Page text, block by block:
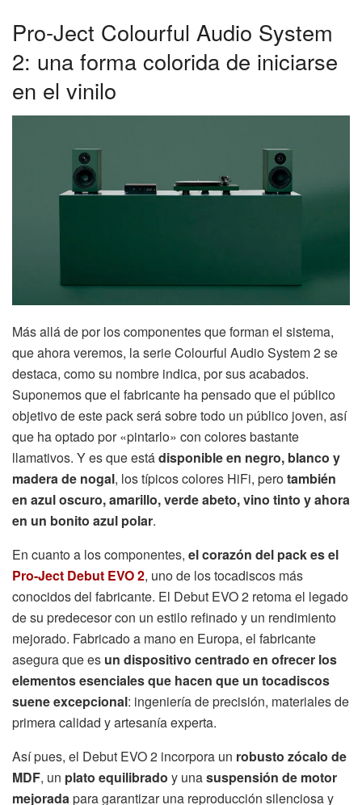
Pro-Ject Colourful Audio System
2: una forma colorida de iniciarse
en el vinilo
Más allá de por los componentes que forman el sistema,
que ahora veremos, la serie Colourful Audio System 2 se
destaca, como su nombre indica, por sus acabados.
Suponemos que el fabricante ha pensado que el público
objetivo de este pack será sobre todo un público joven, así
que ha optado por «pintarlo» con colores bastante
llamativos. Y es que estádisponible en negro, blanco y
madera de nogal, los típicos colores HiFi, perotambién
en azul oscuro, amarillo, verde abeto, vino tinto y ahora
en un bonito azul polar.
En cuanto a los componentes, el corazón del pack es el
Pro-Ject Debut EVO 2, uno de los tocadiscos más
conocidos del fabricante. El Debut EVO 2 retoma el legado
de su predecesor con un estilo refinado y un rendimiento
mejorado. Fabricado a mano en Europa, el fabricante
asegura que es un dispositivo centrado en ofrecer los
elementos esenciales que hacen que un tocadiscos
suene excepcional: ingeniería de precisión, materiales de
primera calidad y artesanía experta.
Así pues, el Debut EVO 2 incorpora un robusto zócalo de
MDF, un plato equilibrado y unasuspensión de motor
mejoradapara garantizar una reproducción silenciosa y